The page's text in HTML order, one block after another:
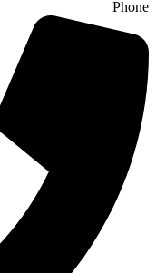
Phone